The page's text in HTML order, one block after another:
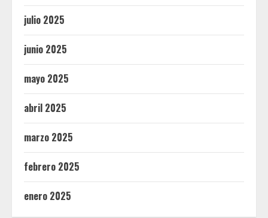
julio 2025
junio 2025
mayo 2025
abril 2025
marzo 2025
febrero 2025
enero 2025